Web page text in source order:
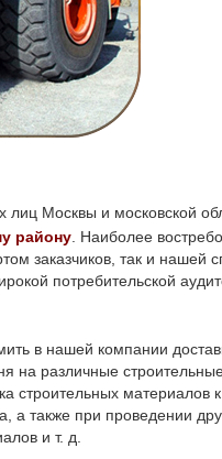
лиц Москвы и московской
району . Наиболее
заказчиков, так и нашей
потребительской
в нашей компании
на различные
материалов к
также при проведении
и т. д.